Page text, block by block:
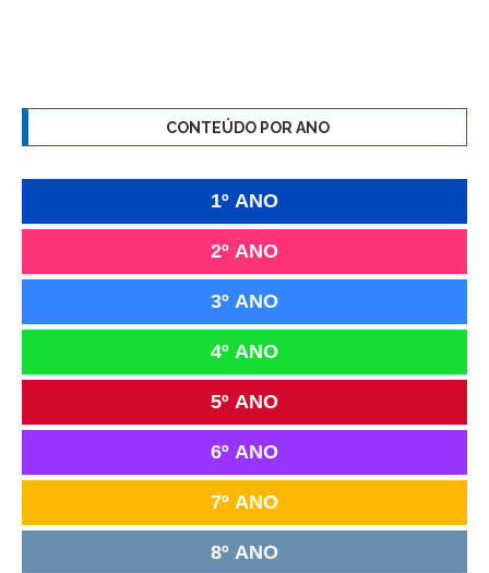
CONTEÚDO POR ANO
1º ANO
2º ANO
3º ANO
4º ANO
5º ANO
6º ANO
7º ANO
8º ANO